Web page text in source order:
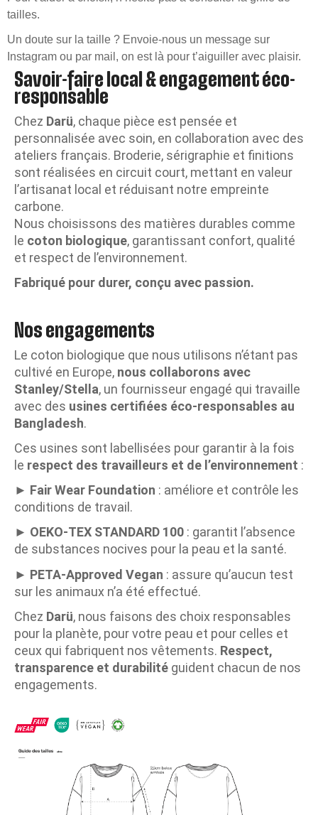
tailles.
Un doute sur la taille ? Envoie-nous un message sur
Instagram ou par mail, on est là pour t’aiguiller avec plaisir.
Savoir-faire local & engagement éco-
responsable
Chez Darü, chaque pièce est pensée et
personnalisée avec soin, en collaboration avec des
ateliers français. Broderie, sérigraphie et finitions
sont réalisées en circuit court, mettant en valeur
l’artisanat local et réduisant notre empreinte
carbone.
Nous choisissons des matières durables comme
le coton biologique, garantissant confort, qualité
et respect de l’environnement.
Fabriqué pour durer, conçu avec passion.
Nos engagements
Le coton biologique que nous utilisons n’étant pas
cultivé en Europe, nous collaborons avec
Stanley/Stella, un fournisseur engagé qui travaille
avec des usines certifiées éco-responsables au
Bangladesh.
Ces usines sont labellisées pour garantir à la fois
le respect des travailleurs et de l’environnement :
► Fair Wear Foundation : améliore et contrôle les
conditions de travail.
► OEKO-TEX STANDARD 100 : garantit l’absence
de substances nocives pour la peau et la santé.
► PETA-Approved Vegan : assure qu’aucun test
sur les animaux n’a été effectué.
Chez Darü, nous faisons des choix responsables
pour la planète, pour votre peau et pour celles et
ceux qui fabriquent nos vêtements. Respect,
transparence et durabilité guident chacun de nos
engagements.